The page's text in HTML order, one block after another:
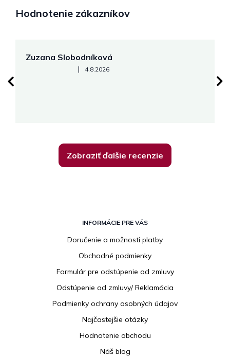
Hodnotenie zákazníkov
Zuzana Slobodníková
Hodnotenie obchodu je 5 z 5 hviezdičiek.
| 4.8.2026
Zobraziť ďalšie recenzie
INFORMÁCIE PRE VÁS
Doručenie a možnosti platby
Obchodné podmienky
Formulár pre odstúpenie od zmluvy
Odstúpenie od zmluvy/ Reklamácia
Podmienky ochrany osobných údajov
Najčastejšie otázky
Hodnotenie obchodu
Náš blog